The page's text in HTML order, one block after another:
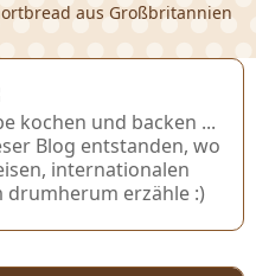
aus Großbritannien
kochen und backen ...
Blog entstanden, wo
internationalen
drumherum erzähle :)